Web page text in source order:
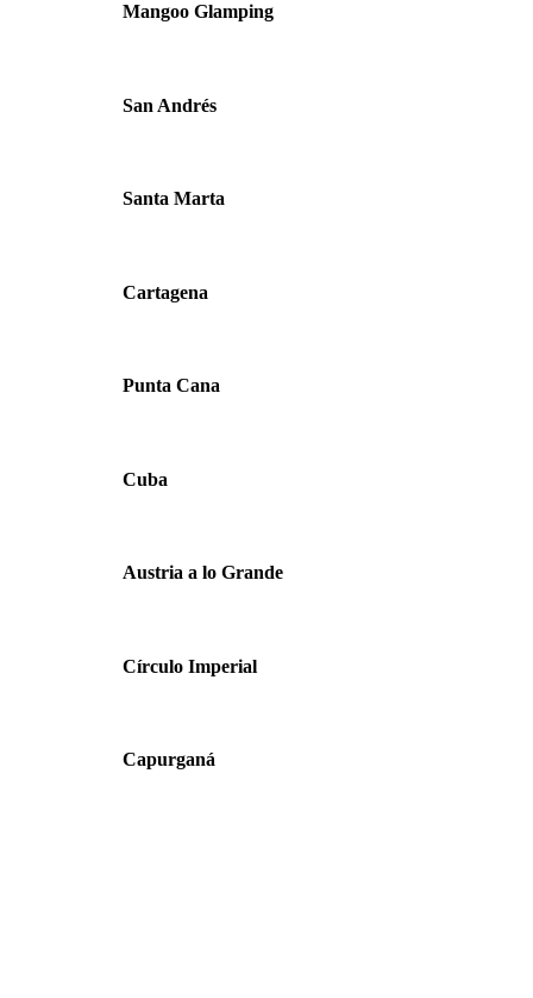
Mangoo Glamping
San Andrés
Santa Marta
Cartagena
Punta Cana
Cuba
Austria a lo Grande
Círculo Imperial
Capurganá